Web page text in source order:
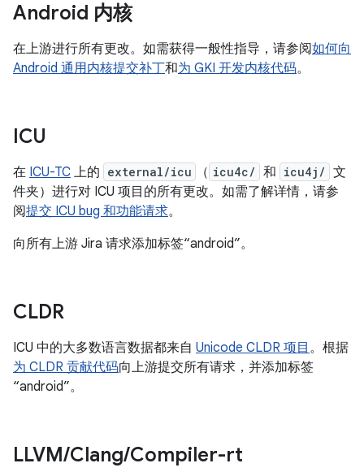
Android 内核
在上游进行所有更改。如需获得一般性指导，请参阅如何向
Android 通用内核提交补丁和为 GKI 开发内核代码。
ICU
在 ICU-TC 上的 external/icu （ icu4c/ 和 icu4j/ 文
件夹）进行对 ICU 项目的所有更改。如需了解详情，请参
阅提交 ICU bug 和功能请求。
向所有上游 Jira 请求添加标签“android”。
CLDR
ICU 中的大多数语言数据都来自 Unicode CLDR 项目 。根据
为 CLDR 贡献代码向上游提交所有请求，并添加标签
“android”。
LLVM/Clang/Compiler-rt